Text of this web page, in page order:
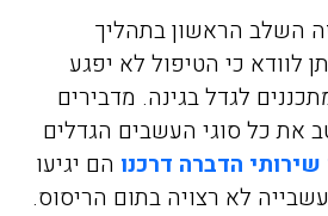
השלב הראשון בתהליך
לוודא כי הטיפול לא יפגע
לגדל בגינה. מדבירים
את כל סוגי העשבים הגדלים
שירותי הדברה דרכנו הם יגיעו
לא רצויה בתום הריסוס.